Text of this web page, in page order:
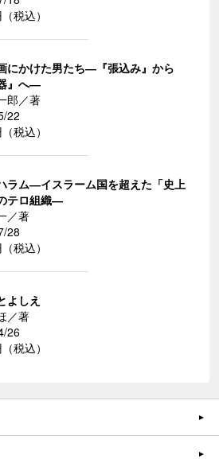
税込）
にかけた男たち―『張込み』から
』へ―
郎／著
22
税込）
ラム―イスラーム国を超えた「史上
テロ組織―
／著
28
税込）
よしえ
／著
26
税込）